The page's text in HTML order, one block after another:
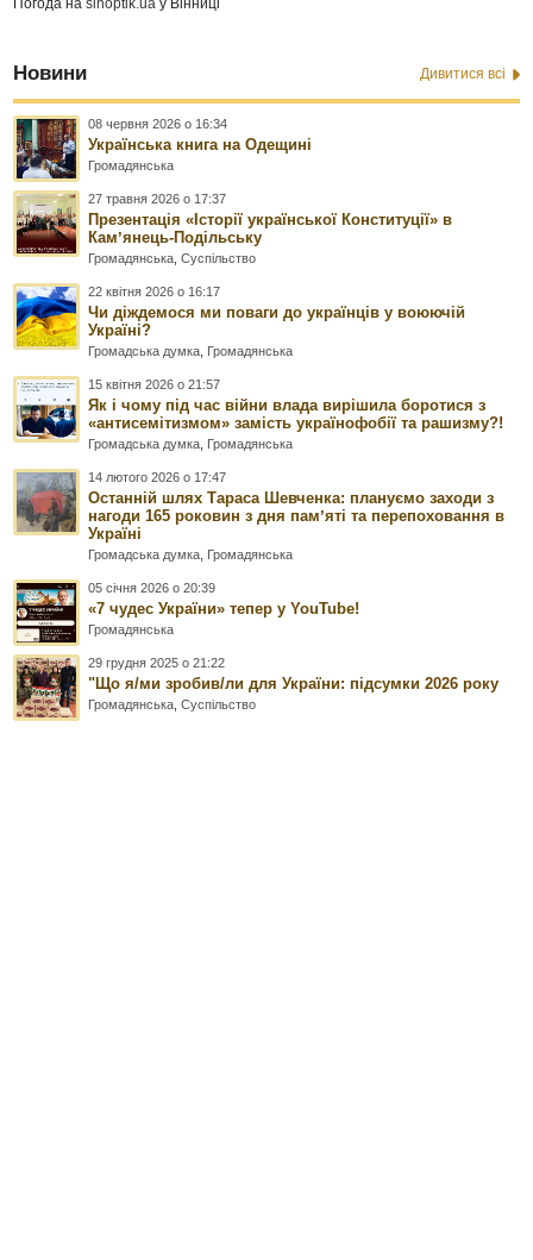
Погода наsinoptik.ua у Вінниці
Новини Дивитися всі
08 червня 2026 о 16:34
Українська книга на Одещині
Громадянська
27 травня 2026 о 17:37
Презентація «Історії української Конституції» в
Камʼянець-Подільську
Громадянська ,Суспільство
22 квітня 2026 о 16:17
Чи діждемося ми поваги до українців у воюючій
Україні?
Громадська думка Громадянська
15 квітня 2026 о 21:57
Як і чому під час війни влада вирішила боротися з
«антисемітизмом» замість українофобії та рашизму?!
Громадська думка Громадянська
14 лютого 2026 о 17:47
Останній шлях Тараса Шевченка: плануємо заходи з
нагоди 165 роковин з дня памʼяті та перепоховання в
Україні
Громадська думка Громадянська
05 січня 2026 о 20:39
«7 чудес України» тепер у YouTube!
Громадянська
29 грудня 2025 о 21:22
"Що я/ми зробив/ли для України: підсумки 2026 року
Громадянська ,Суспільство